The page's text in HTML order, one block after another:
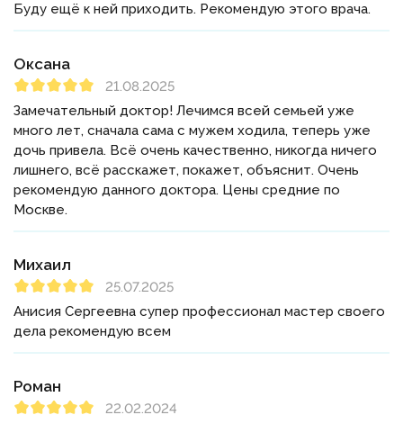
Буду ещё к ней приходить. Рекомендую этого врача.
Оксана
21.08.2025
Замечательный доктор! Лечимся всей семьей уже
много лет, сначала сама с мужем ходила, теперь уже
дочь привела. Всё очень качественно, никогда ничего
лишнего, всё расскажет, покажет, объяснит. Очень
рекомендую данного доктора. Цены средние по
Москве.
Михаил
25.07.2025
Анисия Сергеевна супер профессионал мастер своего
дела рекомендую всем
Роман
22.02.2024